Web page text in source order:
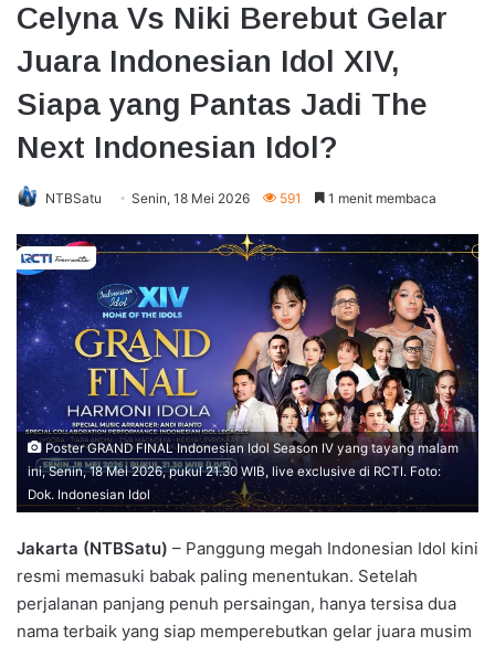
Celyna Vs Niki Berebut Gelar
Juara Indonesian Idol XIV,
Siapa yang Pantas Jadi The
Next Indonesian Idol?
NTBSatu Senin, 18 Mei 2026 591 1 menit membaca
Poster GRAND FINAL Indonesian Idol Season IV yang tayang malam
ini, Senin, 18 Mei 2026, pukul 21.30 WIB, live exclusive di RCTI. Foto:
Dok. Indonesian Idol
Jakarta (NTBSatu) – Panggung megah Indonesian Idol kini
resmi memasuki babak paling menentukan. Setelah
perjalanan panjang penuh persaingan, hanya tersisa dua
nama terbaik yang siap memperebutkan gelar juara musim